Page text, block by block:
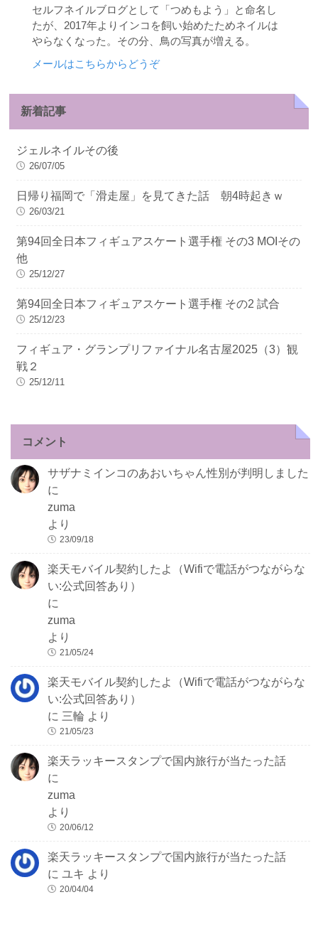
セルフネイルブログとして「つめもよう」と命名し
たが、2017年よりインコを飼い始めたためネイルは
やらなくなった。その分、鳥の写真が増える。
メールはこちらからどうぞ
新着記事
ジェルネイルその後
26/07/05
日帰り福岡で「滑走屋」を見てきた話 朝4時起きｗ
26/03/21
第94回全日本フィギュアスケート選手権 その3 MOIその
他
25/12/27
第94回全日本フィギュアスケート選手権 その2 試合
25/12/23
フィギュア・グランプリファイナル名古屋2025（3）観
戦２
25/12/11
コメント
サザナミインコのあおいちゃん性別が判明しました
に
zuma
より
23/09/18
楽天モバイル契約したよ（Wifiで電話がつながらな
い:公式回答あり）
に
zuma
より
21/05/24
楽天モバイル契約したよ（Wifiで電話がつながらな
い:公式回答あり）
に三輪 より
21/05/23
楽天ラッキースタンプで国内旅行が当たった話
に
zuma
より
20/06/12
楽天ラッキースタンプで国内旅行が当たった話
にユキ より
20/04/04